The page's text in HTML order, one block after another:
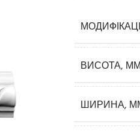
Карнизи
ВИСОТА, ММ
ШИРИНА,